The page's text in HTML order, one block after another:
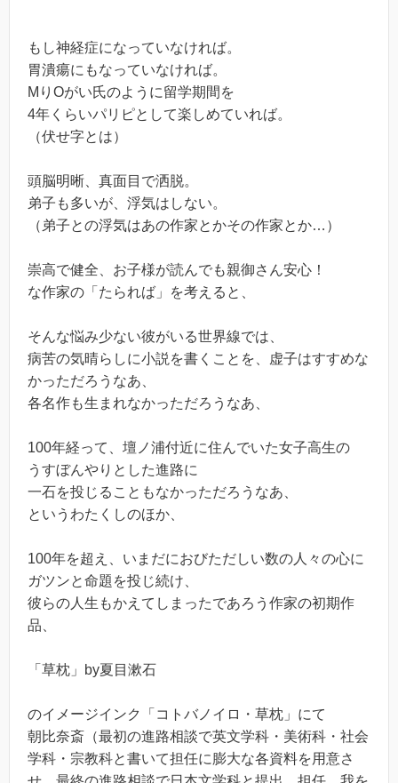
もし神経症になっていなければ。
胃潰瘍にもなっていなければ。
MりOがい氏のように留学期間を
4年くらいパリピとして楽しめていれば。
（伏せ字とは）
頭脳明晰、真面目で洒脱。
弟子も多いが、浮気はしない。
（弟子との浮気はあの作家とかその作家とか…）
崇高で健全、お子様が読んでも親御さん安心！
な作家の「たられば」を考えると、
そんな悩み少ない彼がいる世界線では、
病苦の気晴らしに小説を書くことを、虚子はすすめな
かっただろうなあ、
各名作も生まれなかっただろうなあ、
100年経って、壇ノ浦付近に住んでいた女子高生の
うすぼんやりとした進路に
一石を投じることもなかっただろうなあ、
というわたくしのほか、
100年を超え、いまだにおびただしい数の人々の心に
ガツンと命題を投じ続け、
彼らの人生もかえてしまったであろう作家の初期作
品、
「草枕」by夏目漱石
のイメージインク「コトバノイロ・草枕」にて
朝比奈斎（最初の進路相談で英文学科・美術科・社会
学科・宗教科と書いて担任に膨大な各資料を用意さ